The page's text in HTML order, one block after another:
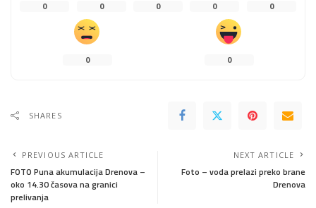
0 0 0 0 0
0 0
SHARES
PREVIOUS ARTICLE
FOTO Puna akumulacija Drenova –
oko 14.30 časova na granici
prelivanja
NEXT ARTICLE
Foto – voda prelazi preko brane
Drenova